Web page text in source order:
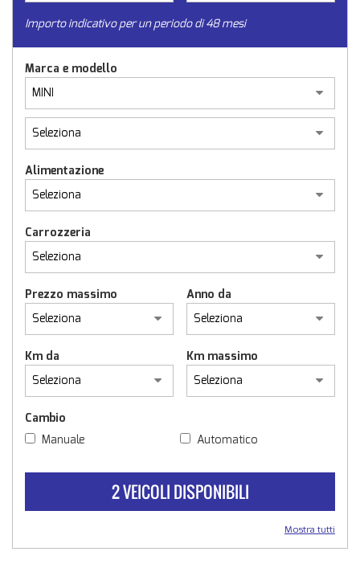
Importo indicativo per un periodo di 48 mesi
Marca e modello
Alimentazione
Carrozzeria
Prezzo massimo Anno da
Km da Km massimo
Cambio
Manuale
Automatico
2 VEICOLI DISPONIBILI
Mostra tutti